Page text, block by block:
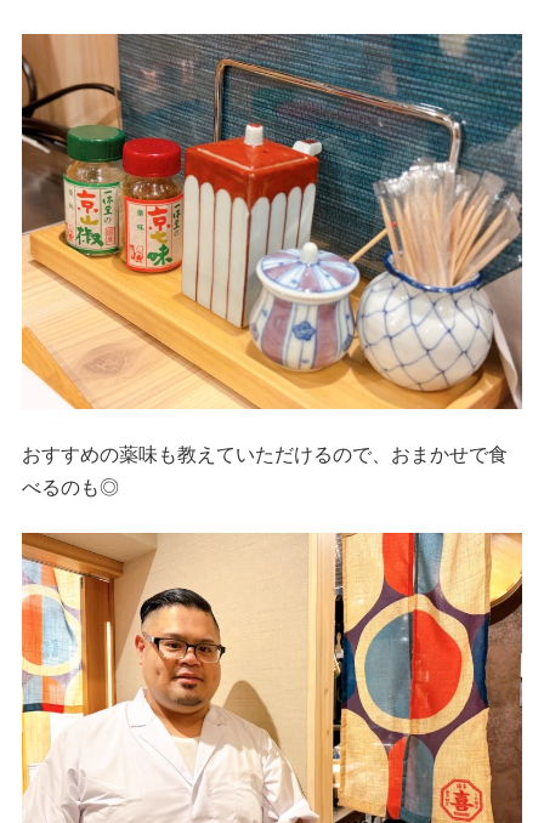
おすすめの薬味も教えていただけるので、おまかせで食
べるのも◎